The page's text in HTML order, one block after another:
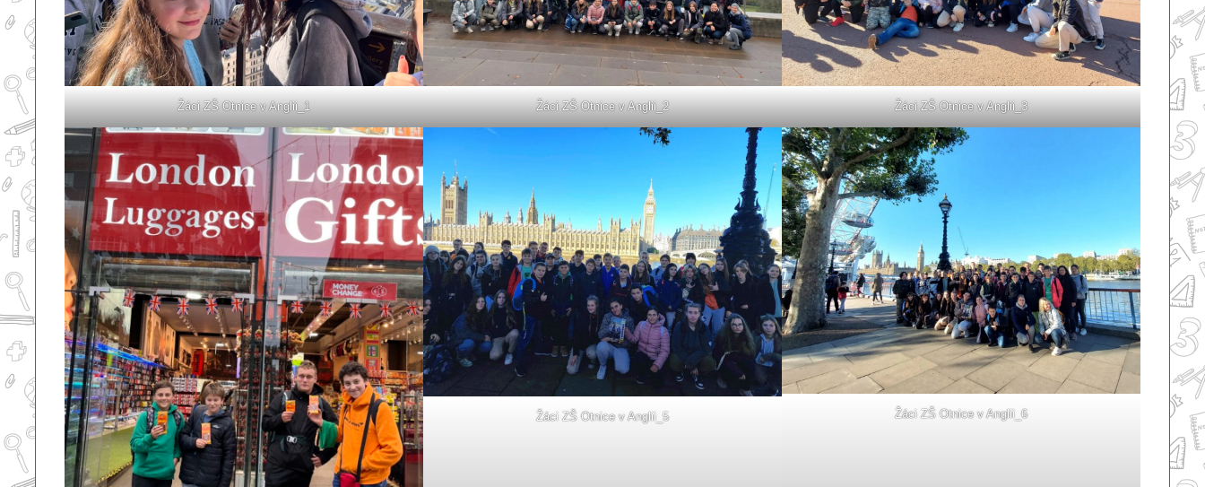
Žáci ZŠ Otnice v Anglii_1 Žáci ZŠ Otnice v Anglii_2 Žáci ZŠ Otnice v Anglii_3
Žáci ZŠ Otnice v Anglii_5 Žáci ZŠ Otnice v Anglii_6